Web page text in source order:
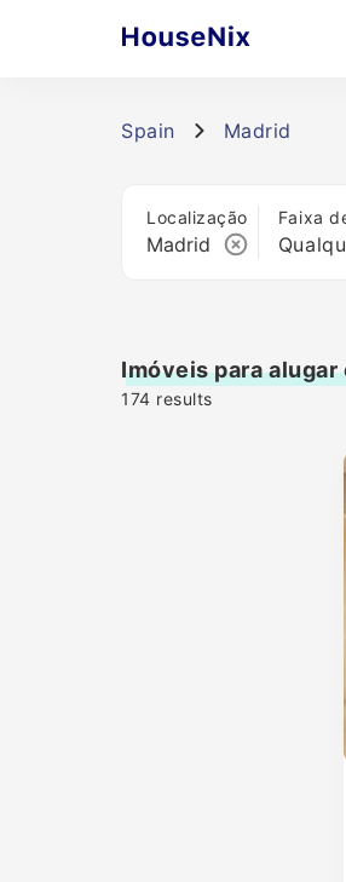
Spain Madrid
Localização Faixa
Imóveis para alugar
174 results